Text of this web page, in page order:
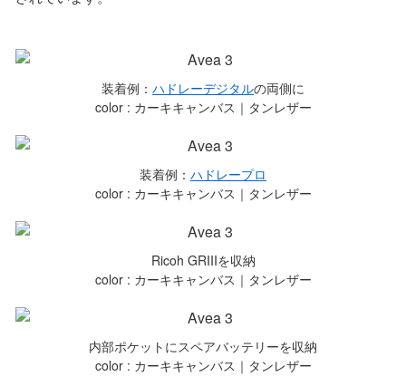
装着例： ハドレーデジタルの両側に
color : カーキキャンバス｜タンレザー
装着例： ハドレープロ
color : カーキキャンバス｜タンレザー
Ricoh GRIIIを収納
color : カーキキャンバス｜タンレザー
内部ポケットにスペアバッテリーを収納
color : カーキキャンバス｜タンレザー